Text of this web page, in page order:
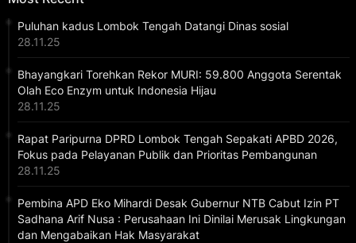
Puluhan kadus Lombok Tengah Datangi Dinas sosial
28.11.25
Bhayangkari Torehkan Rekor MURI: 59.800 Anggota Serentak
Olah Eco Enzym untuk Indonesia Hijau
28.11.25
Rapat Paripurna DPRD Lombok Tengah Sepakati APBD 2026,
Fokus pada Pelayanan Publik dan Prioritas Pembangunan
28.11.25
Pembina APD Eko Mihardi Desak Gubernur NTB Cabut Izin PT
Sadhana Arif Nusa : Perusahaan Ini Dinilai Merusak Lingkungan
dan Mengabaikan Hak Masyarakat